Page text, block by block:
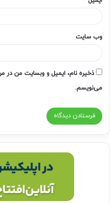
وب‌ سایت
ذخیره نام، ایمیل و وبسایت من در
می‌نویسم.